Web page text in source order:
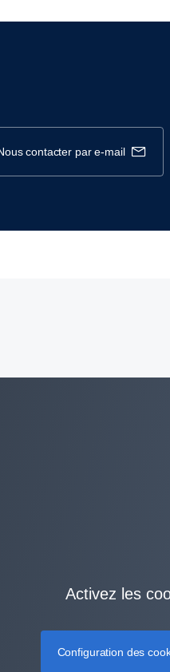
nous contacter par e-mail
Activez les
Configuration des